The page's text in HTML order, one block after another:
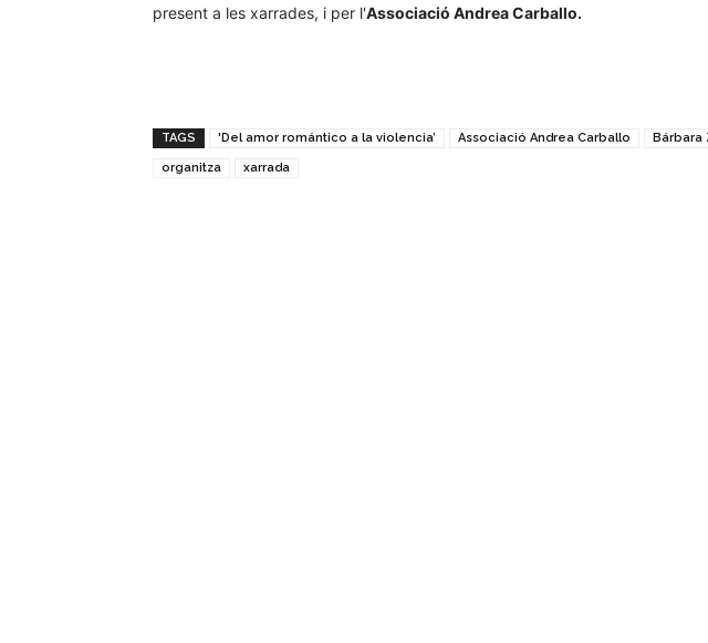
present a les xarrades, i per l'Associació Andrea Carballo.
TAGS 'Del amor romántico a la violencia’ Associació Andrea Carballo Bárbara
organitza xarrada